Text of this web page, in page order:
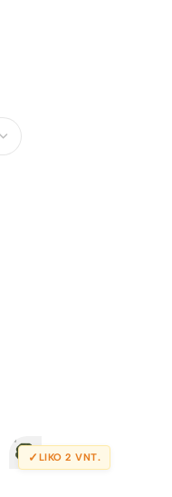
✓ LIKO 2 VNT.